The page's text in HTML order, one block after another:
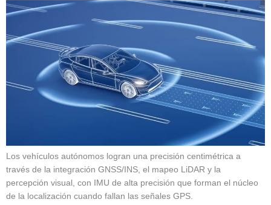
Los vehículos autónomos logran una precisión centimétrica a
través de la integración GNSS/INS, el mapeo LiDAR y la
percepción visual, con IMU de alta precisión que forman el núcleo
de la localización cuando fallan las señales GPS.